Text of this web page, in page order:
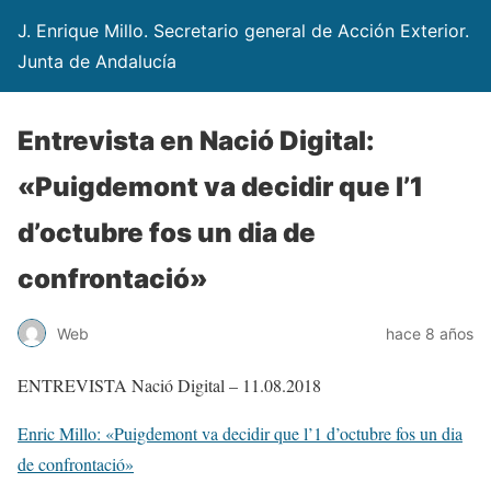
J. Enrique Millo. Secretario general de Acción Exterior.
Junta de Andalucía
Entrevista en Nació Digital:
«Puigdemont va decidir que l’1
d’octubre fos un dia de
confrontació»
Web hace 8 años
ENTREVISTA Nació Digital – 11.08.2018
Enric Millo: «Puigdemont va decidir que l’1 d’octubre fos un dia
de confrontació»